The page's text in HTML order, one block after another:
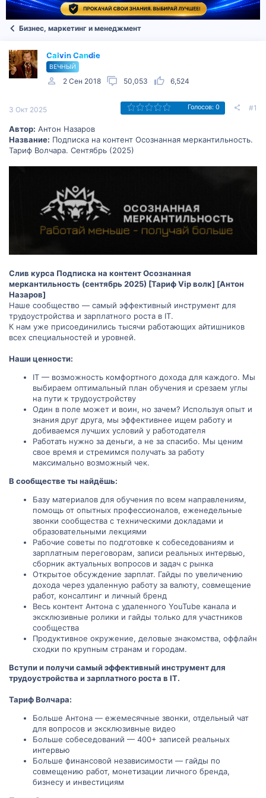
Бизнес, маркетинг и менеджмент
Calvin Candie
ВЕЧНЫЙ
2 Сен 2018 50,053 6,524
3 Окт 2025 Голосов: 0 #1
Автор: Антон Назаров
Название: Подписка на контент Осознанная меркантильность.
Тариф Волчара. Сентябрь (2025)
Слив курса Подписка на контент Осознанная
меркантильность (сентябрь 2025) [Тариф Vip волк] [Антон
Назаров]
Наше сообщество — самый эффективный инструмент для
трудоустройства и зарплатного роста в IT.
К нам уже присоединились тысячи работающих айтишников
всех специальностей и уровней.
Наши ценности:
IT — возможность комфортного дохода для каждого. Мы
выбираем оптимальный план обучения и срезаем углы
на пути к трудоустройству
Один в поле может и воин, но зачем? Используя опыт и
знания друг друга, мы эффективнее ищем работу и
добиваемся лучших условий у работодателя
Работать нужно за деньги, а не за спасибо. Мы ценим
свое время и стремимся получать за работу
максимально возможный чек.
В сообществе ты найдёшь:
Базу материалов для обучения по всем направлениям,
помощь от опытных профессионалов, еженедельные
звонки сообщества с техническими докладами и
образовательными лекциями
Рабочие советы по подготовке к собеседованиям и
зарплатным переговорам, записи реальных интервью,
сборник актуальных вопросов и задач с рынка
Открытое обсуждение зарплат. Гайды по увеличению
дохода через удаленную работу за валюту, совмещение
работ, консалтинг и личный бренд
Весь контент Антона с удаленного YouTube канала и
эксклюзивные ролики и гайды только для участников
сообщества
Продуктивное окружение, деловые знакомства, оффлайн
сходки по крупным странам и городам.
Вступи и получи самый эффективный инструмент для
трудоустройства и зарплатного роста в IT.
Тариф Волчара:
Больше Антона — ежемесячные звонки, отдельный чат
для вопросов и эксклюзивные видео
Больше собеседований — 400+ записей реальных
интервью
Больше финансовой независимости — гайды по
совмещению работ, монетизации личного бренда,
бизнесу и инвестициям